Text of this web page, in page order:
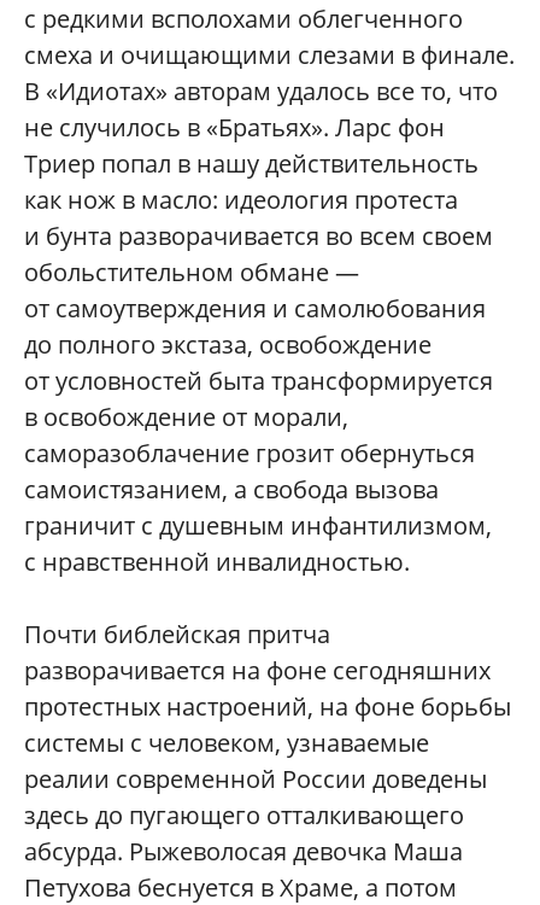
с редкими всполохами облегченного
смеха и очищающими слезами в финале.
В «Идиотах» авторам удалось все то, что
не случилось в «Братьях». Ларс фон
Триер попал в нашу действительность
как нож в масло: идеология протеста
и бунта разворачивается во всем своем
обольстительном обмане —
от самоутверждения и самолюбования
до полного экстаза, освобождение
от условностей быта трансформируется
в освобождение от морали,
саморазоблачение грозит обернуться
самоистязанием, а свобода вызова
граничит с душевным инфантилизмом,
с нравственной инвалидностью.
Почти библейская притча
разворачивается на фоне сегодняшних
протестных настроений, на фоне борьбы
системы с человеком, узнаваемые
реалии современной России доведены
здесь до пугающего отталкивающего
абсурда. Рыжеволосая девочка Маша
Петухова беснуется в Храме, а потом